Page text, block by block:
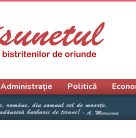
Administrație Politică